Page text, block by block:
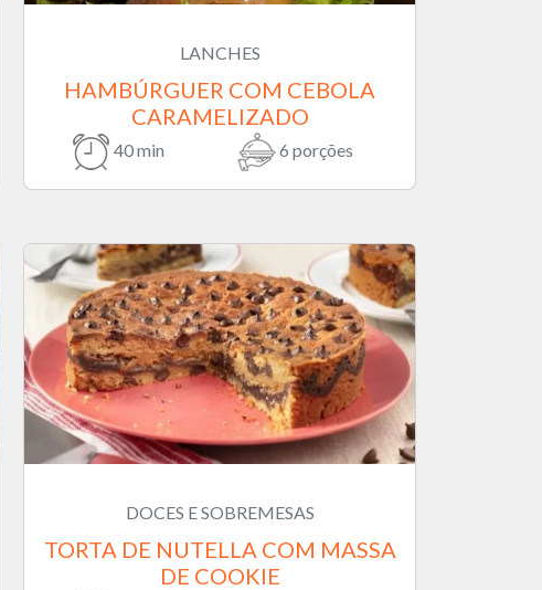
LANCHES
HAMBÚRGUER COM CEBOLA
CARAMELIZADO
40 min 6 porções
DOCES E SOBREMESAS
TORTA DE NUTELLA COM MASSA
DE COOKIE